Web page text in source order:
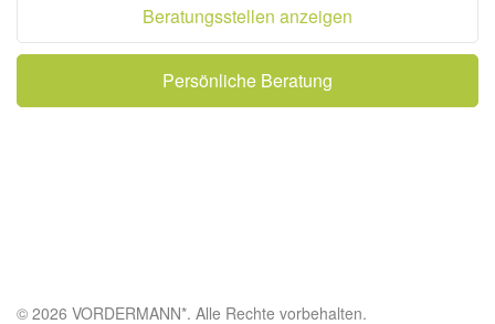
Beratungsstellen anzeigen
Persönliche Beratung
© 2026 VORDERMANN*. Alle Rechte vorbehalten.